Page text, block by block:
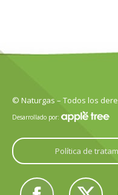
© Naturgas – Todos los
Desarrollado por:
Política de